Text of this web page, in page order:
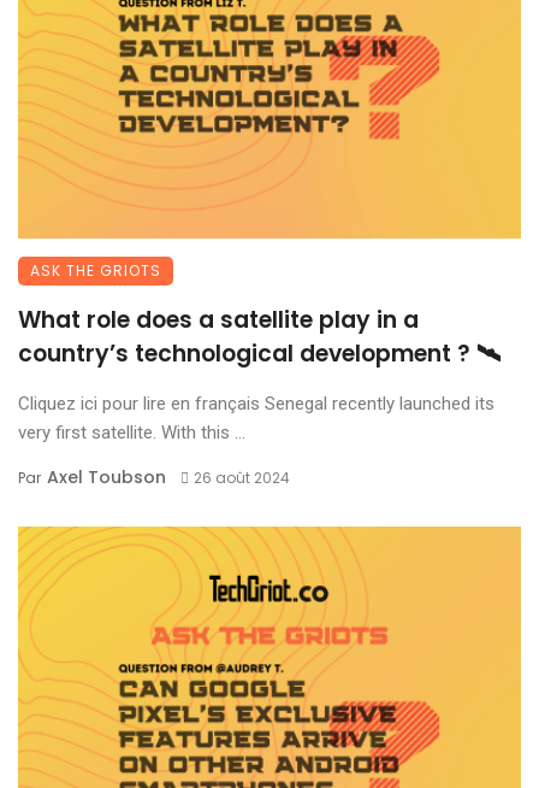
ASK THE GRIOTS
What role does a satellite play in a
country’s technological development ? 🛰️
Cliquez ici pour lire en français Senegal recently launched its
very first satellite. With this ...
Par Axel Toubson 26 août 2024